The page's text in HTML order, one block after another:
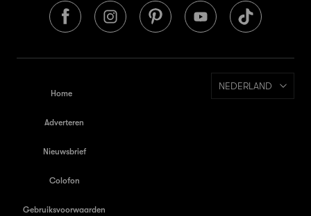
Home
Adverteren
Nieuwsbrief
Colofon
Gebruiksvoorwaarden
NEDERLAND